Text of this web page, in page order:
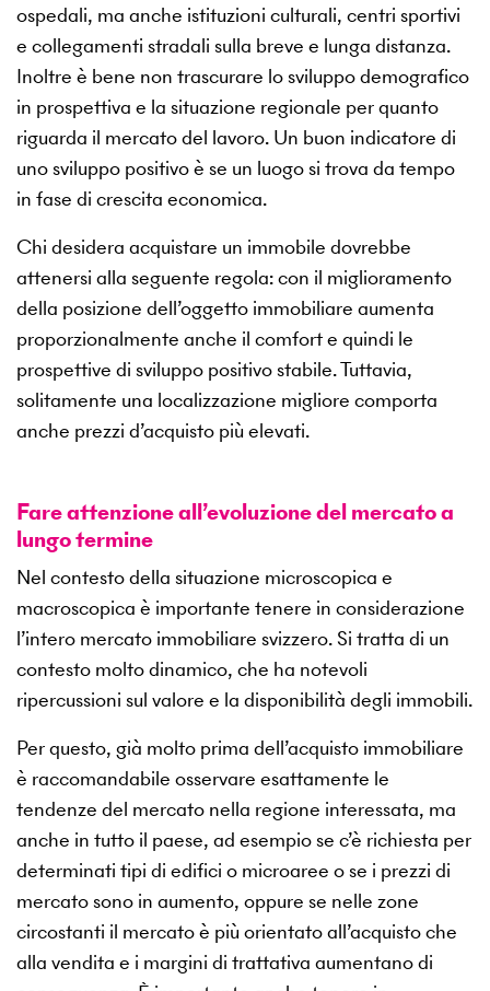
ospedali, ma anche istituzioni culturali, centri sportivi
e collegamenti stradali sulla breve e lunga distanza.
Inoltre è bene non trascurare lo sviluppo demografico
in prospettiva e la situazione regionale per quanto
riguarda il mercato del lavoro. Un buon indicatore di
uno sviluppo positivo è se un luogo si trova da tempo
in fase di crescita economica.
Chi desidera acquistare un immobile dovrebbe
attenersi alla seguente regola: con il miglioramento
della posizione dell’oggetto immobiliare aumenta
proporzionalmente anche il comfort e quindi le
prospettive di sviluppo positivo stabile. Tuttavia,
solitamente una localizzazione migliore comporta
anche prezzi d’acquisto più elevati.
Fare attenzione all’evoluzione del mercato a
lungo termine
Nel contesto della situazione microscopica e
macroscopica è importante tenere in considerazione
l’intero mercato immobiliare svizzero. Si tratta di un
contesto molto dinamico, che ha notevoli
ripercussioni sul valore e la disponibilità degli immobili.
Per questo, già molto prima dell’acquisto immobiliare
è raccomandabile osservare esattamente le
tendenze del mercato nella regione interessata, ma
anche in tutto il paese, ad esempio se c’è richiesta per
determinati tipi di edifici o microaree o se i prezzi di
mercato sono in aumento, oppure se nelle zone
circostanti il mercato è più orientato all’acquisto che
alla vendita e i margini di trattativa aumentano di